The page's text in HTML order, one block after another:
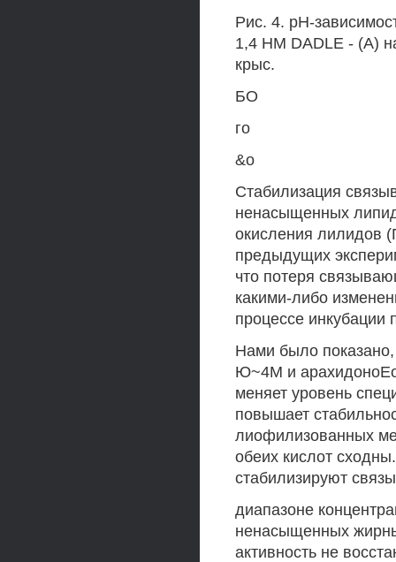
Рис. 4. pH-
1,4 НМ DADLE - (А)
крыс.
БО
го
&о
Стабилизация
ненасыщенных
окисления лилидов
предыдущих
что потеря
какими-либо
процессе инкубации
Нами было
Ю~4М и
меняет уровень
повышает
лиофилизованных
обеих кислот
стабилизируют
диапазоне
ненасыщенных
активность не